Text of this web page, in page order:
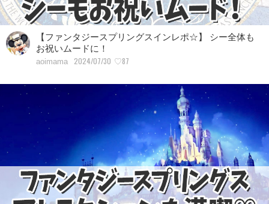
【ファンタジースプリングスインレポ☆】 シー全体も
お祝いムードに！
aoimama 2024/07/30 ♡87